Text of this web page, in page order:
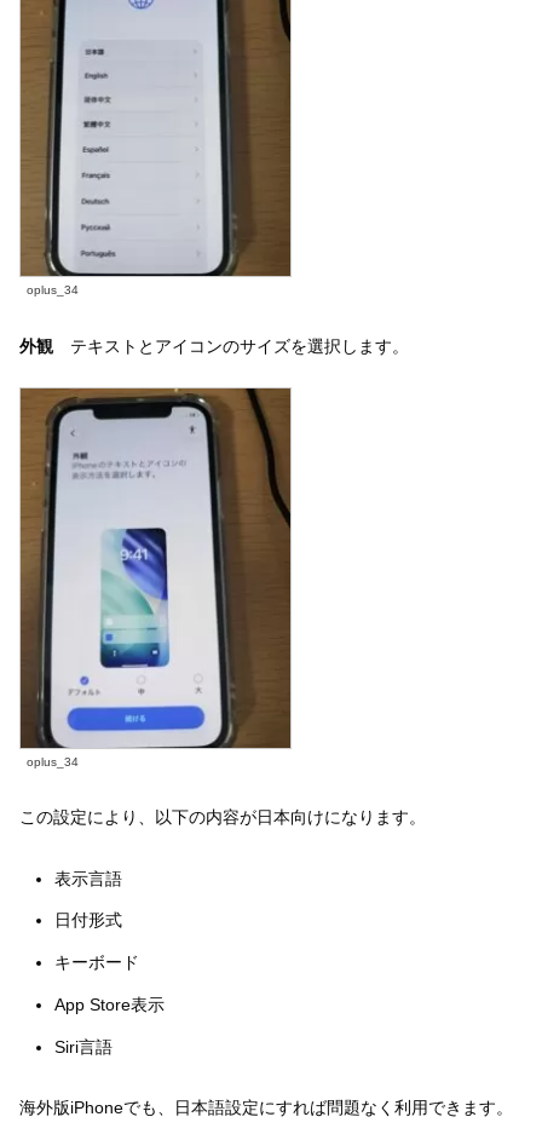
oplus_34
外観 テキストとアイコンのサイズを選択します。
oplus_34
この設定により、以下の内容が日本向けになります。
表示言語
日付形式
キーボード
App Store表示
Siri言語
海外版iPhoneでも、日本語設定にすれば問題なく利用できます。